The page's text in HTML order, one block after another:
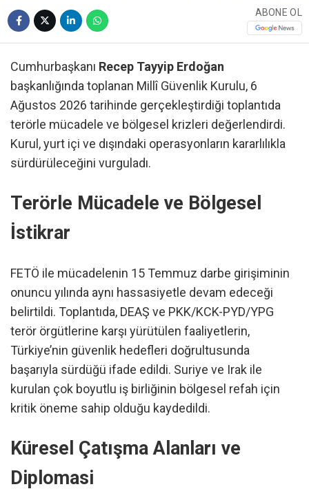
ABONE OL
Cumhurbaşkanı Recep Tayyip Erdoğan
başkanlığında toplanan Millî Güvenlik Kurulu, 6
Ağustos 2026 tarihinde gerçekleştirdiği toplantıda
terörle mücadele ve bölgesel krizleri değerlendirdi.
Kurul, yurt içi ve dışındaki operasyonların kararlılıkla
sürdürüleceğini vurguladı.
Terörle Mücadele ve Bölgesel
İstikrar
FETÖ ile mücadelenin 15 Temmuz darbe girişiminin
onuncu yılında aynı hassasiyetle devam edeceği
belirtildi. Toplantıda, DEAŞ ve PKK/KCK-PYD/YPG
terör örgütlerine karşı yürütülen faaliyetlerin,
Türkiye’nin güvenlik hedefleri doğrultusunda
başarıyla sürdüğü ifade edildi. Suriye ve Irak ile
kurulan çok boyutlu iş birliğinin bölgesel refah için
kritik öneme sahip olduğu kaydedildi.
Küresel Çatışma Alanları ve
Diplomasi